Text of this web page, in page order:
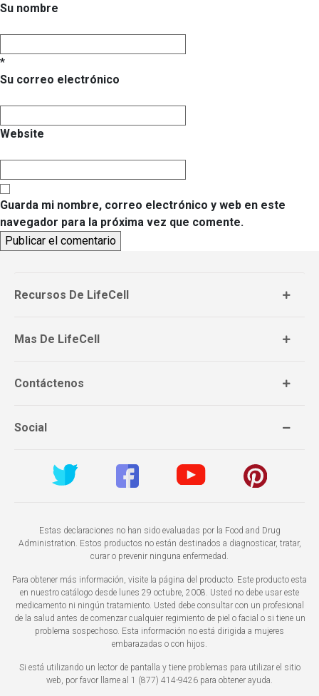
Su nombre
*
Su correo electrónico
Website
Guarda mi nombre, correo electrónico y web en este
navegador para la próxima vez que comente.
Recursos De LifeCell
Mas De LifeCell
Contáctenos
Social
Estas declaraciones no han sido evaluadas por la Food and Drug
Administration. Estos productos no están destinados a diagnosticar, tratar,
curar o prevenir ninguna enfermedad.
Para obtener más información, visite la página del producto. Este producto esta
en nuestro catálogo desde lunes 29 octubre, 2008. Usted no debe usar este
medicamento ni ningún tratamiento. Usted debe consultar con un profesional
de la salud antes de comenzar cualquier regimiento de piel o facial o si tiene un
problema sospechoso. Esta información no está dirigida a mujeres
embarazadas o con hijos.
Si está utilizando un lector de pantalla y tiene problemas para utilizar el sitio
web, por favor llame al 1 (877) 414-9426 para obtener ayuda.